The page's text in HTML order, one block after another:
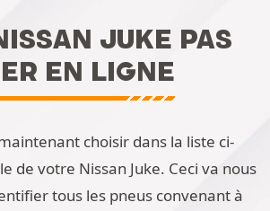
JUKE PAS
EN LIGNE
choisir dans la liste ci-
de votre Nissan Juke. Ceci va nous
tous les pneus convenant à